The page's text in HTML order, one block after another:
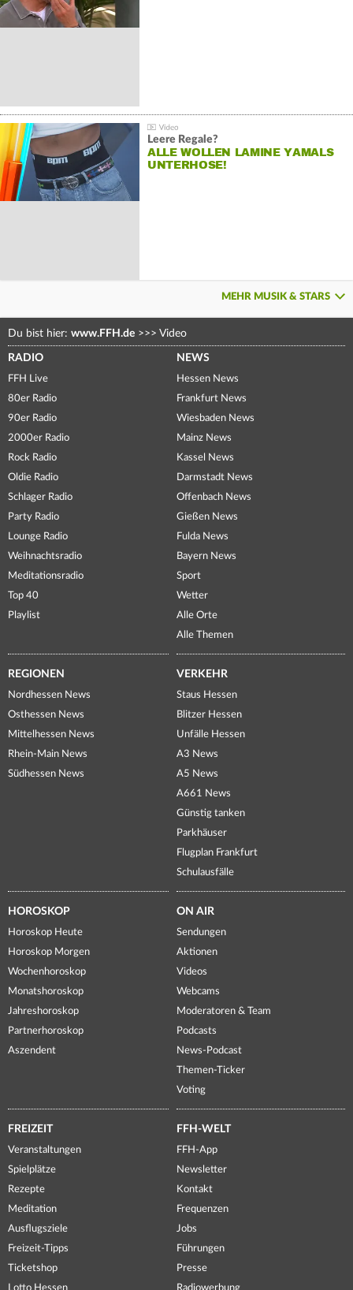
Leere Regale?
ALLE WOLLEN LAMINE YAMALS
UNTERHOSE!
MEHR MUSIK & STARS
Du bist hier: www.FFH.de >>> Video
RADIO
FFH Live
80er Radio
90er Radio
2000er Radio
Rock Radio
Oldie Radio
Schlager Radio
Party Radio
Lounge Radio
Weihnachtsradio
Meditationsradio
Top 40
Playlist
NEWS
Hessen News
Frankfurt News
Wiesbaden News
Mainz News
Kassel News
Darmstadt News
Offenbach News
Gießen News
Fulda News
Bayern News
Sport
Wetter
Alle Orte
Alle Themen
REGIONEN
Nordhessen News
Osthessen News
Mittelhessen News
Rhein-Main News
Südhessen News
VERKEHR
Staus Hessen
Blitzer Hessen
Unfälle Hessen
A3 News
A5 News
A661 News
Günstig tanken
Parkhäuser
Flugplan Frankfurt
Schulausfälle
HOROSKOP
Horoskop Heute
Horoskop Morgen
Wochenhoroskop
Monatshoroskop
Jahreshoroskop
Partnerhoroskop
Aszendent
ON AIR
Sendungen
Aktionen
Videos
Webcams
Moderatoren & Team
Podcasts
News-Podcast
Themen-Ticker
Voting
FREIZEIT
Veranstaltungen
Spielplätze
Rezepte
Meditation
Ausflugsziele
Freizeit-Tipps
Ticketshop
Lotto Hessen
FFH-WELT
FFH-App
Newsletter
Kontakt
Frequenzen
Jobs
Führungen
Presse
Radiowerbung